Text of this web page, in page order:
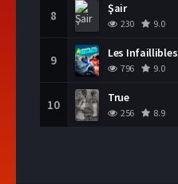
8 Şair
230 9.0
9 Les Infaillibles
796 9.0
10 True
256 8.9